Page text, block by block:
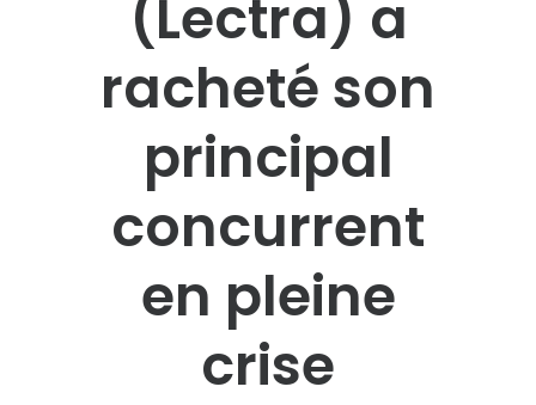
(Lectra) a
racheté son
principal
concurrent
en pleine
crise